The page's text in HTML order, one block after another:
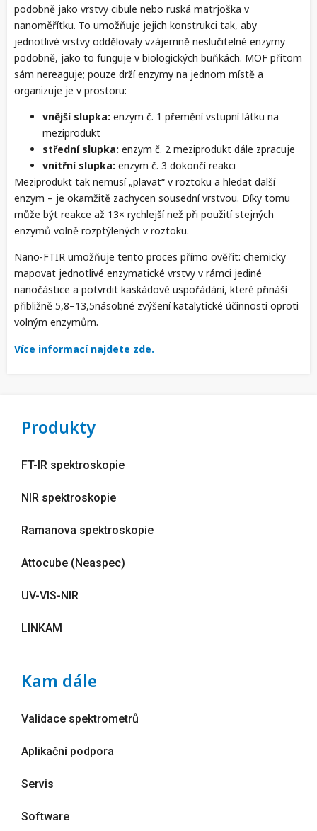
podobně jako vrstvy cibule nebo ruská matrjoška v
nanoměřítku. To umožňuje jejich konstrukci tak, aby
jednotlivé vrstvy oddělovaly vzájemně neslučitelné enzymy
podobně, jako to funguje v biologických buňkách. MOF přitom
sám nereaguje; pouze drží enzymy na jednom místě a
organizuje je v prostoru:
vnější slupka: enzym č. 1 přemění vstupní látku na
meziprodukt
střední slupka: enzym č. 2 meziprodukt dále zpracuje
vnitřní slupka: enzym č. 3 dokončí reakci
Meziprodukt tak nemusí „plavat“ v roztoku a hledat další
enzym – je okamžitě zachycen sousední vrstvou. Díky tomu
může být reakce až 13× rychlejší než při použití stejných
enzymů volně rozptýlených v roztoku.
Nano-FTIR umožňuje tento proces přímo ověřit: chemicky
mapovat jednotlivé enzymatické vrstvy v rámci jediné
nanočástice a potvrdit kaskádové uspořádání, které přináší
přibližně 5,8–13,5násobné zvýšení katalytické účinnosti oproti
volným enzymům.
Více informací najdete zde.
Produkty
FT-IR spektroskopie
NIR spektroskopie
Ramanova spektroskopie
Attocube (Neaspec)
UV-VIS-NIR
LINKAM
Kam dále
Validace spektrometrů
Aplikační podpora
Servis
Software